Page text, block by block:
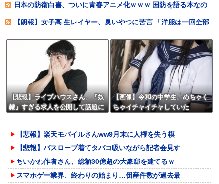
日本の防衛白書、ついに青春アニメ化ｗｗｗ 国防を語る本なの
に表紙が謎すぎ
【朗報】女子高 生レイヤー、臭いやつに苦言 「洋服は一回全部
【悲報】ライブハウスさん、『奴
隷』すぎる求人を公開して話題に
【画像】令和の中学生、めちゃく
ちゃイチャイチャしていた
【悲報】楽天モバイルさんww9月末に人権を失う模
【悲報】バスローブ着てタバコ吸いながら記者会見す
ちいかわ作者さん、総額30億超の大豪邸を建てるｗ
スマホゲー業界、終わりの始まり…倒産件数が過去最